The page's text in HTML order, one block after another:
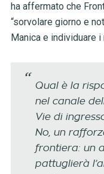
ha affermato che
“sorvolare giorno e
Manica e individuare i
Qual è la
nel canale
Vie di
No, un
frontiera: un
pattuglierà